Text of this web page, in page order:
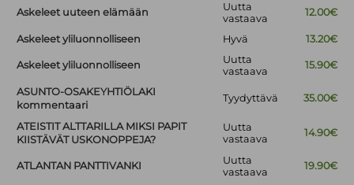
Askeleet uuteen elämään
Uutta
vastaava
12.00€
Askeleet yliluonnolliseen Hyvä 13.20€
Askeleet yliluonnolliseen
Uutta
vastaava
15.90€
ASUNTO-OSAKEYHTIÖLAKI
kommentaari
Tyydyttävä 35.00€
ATEISTIT ALTTARILLA MIKSI PAPIT
KIISTÄVÄT USKONOPPEJA?
Uutta
vastaava
14.90€
ATLANTAN PANTTIVANKI
Uutta
vastaava
19.90€